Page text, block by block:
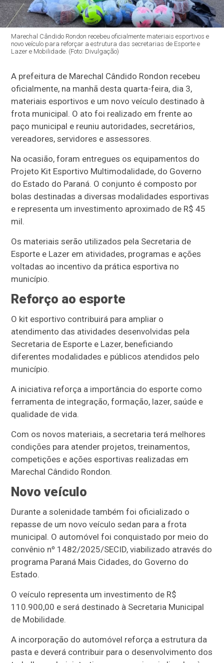
Marechal Cândido Rondon recebeu oficialmente materiais esportivos e
novo veículo para reforçar a estrutura das secretarias de Esporte e
Lazer e Mobilidade. (Foto: Divulgação)
A prefeitura de Marechal Cândido Rondon recebeu
oficialmente, na manhã desta quarta-feira, dia 3,
materiais esportivos e um novo veículo destinado à
frota municipal. O ato foi realizado em frente ao
paço municipal e reuniu autoridades, secretários,
vereadores, servidores e assessores.
Na ocasião, foram entregues os equipamentos do
Projeto Kit Esportivo Multimodalidade, do Governo
do Estado do Paraná. O conjunto é composto por
bolas destinadas a diversas modalidades esportivas
e representa um investimento aproximado de R$ 45
mil.
Os materiais serão utilizados pela Secretaria de
Esporte e Lazer em atividades, programas e ações
voltadas ao incentivo da prática esportiva no
município.
Reforço ao esporte
O kit esportivo contribuirá para ampliar o
atendimento das atividades desenvolvidas pela
Secretaria de Esporte e Lazer, beneficiando
diferentes modalidades e públicos atendidos pelo
município.
A iniciativa reforça a importância do esporte como
ferramenta de integração, formação, lazer, saúde e
qualidade de vida.
Com os novos materiais, a secretaria terá melhores
condições para atender projetos, treinamentos,
competições e ações esportivas realizadas em
Marechal Cândido Rondon.
Novo veículo
Durante a solenidade também foi oficializado o
repasse de um novo veículo sedan para a frota
municipal. O automóvel foi conquistado por meio do
convênio nº 1482/2025/SECID, viabilizado através do
programa Paraná Mais Cidades, do Governo do
Estado.
O veículo representa um investimento de R$
110.900,00 e será destinado à Secretaria Municipal
de Mobilidade.
A incorporação do automóvel reforça a estrutura da
pasta e deverá contribuir para o desenvolvimento dos